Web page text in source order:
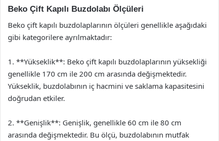
Beko Çift Kapılı Buzdolabı Ölçüleri
Beko çift kapılı buzdolaplarının ölçüleri genellikle aşağıdaki
gibi kategorilere ayrılmaktadır:
1. **Yükseklik**: Beko çift kapılı buzdolaplarının yüksekliği
genellikle 170 cm ile 200 cm arasında değişmektedir.
Yükseklik, buzdolabının iç hacmini ve saklama kapasitesini
doğrudan etkiler.
2. **Genişlik**: Genişlik, genellikle 60 cm ile 80 cm
arasında değişmektedir. Bu ölçü, buzdolabının mutfak